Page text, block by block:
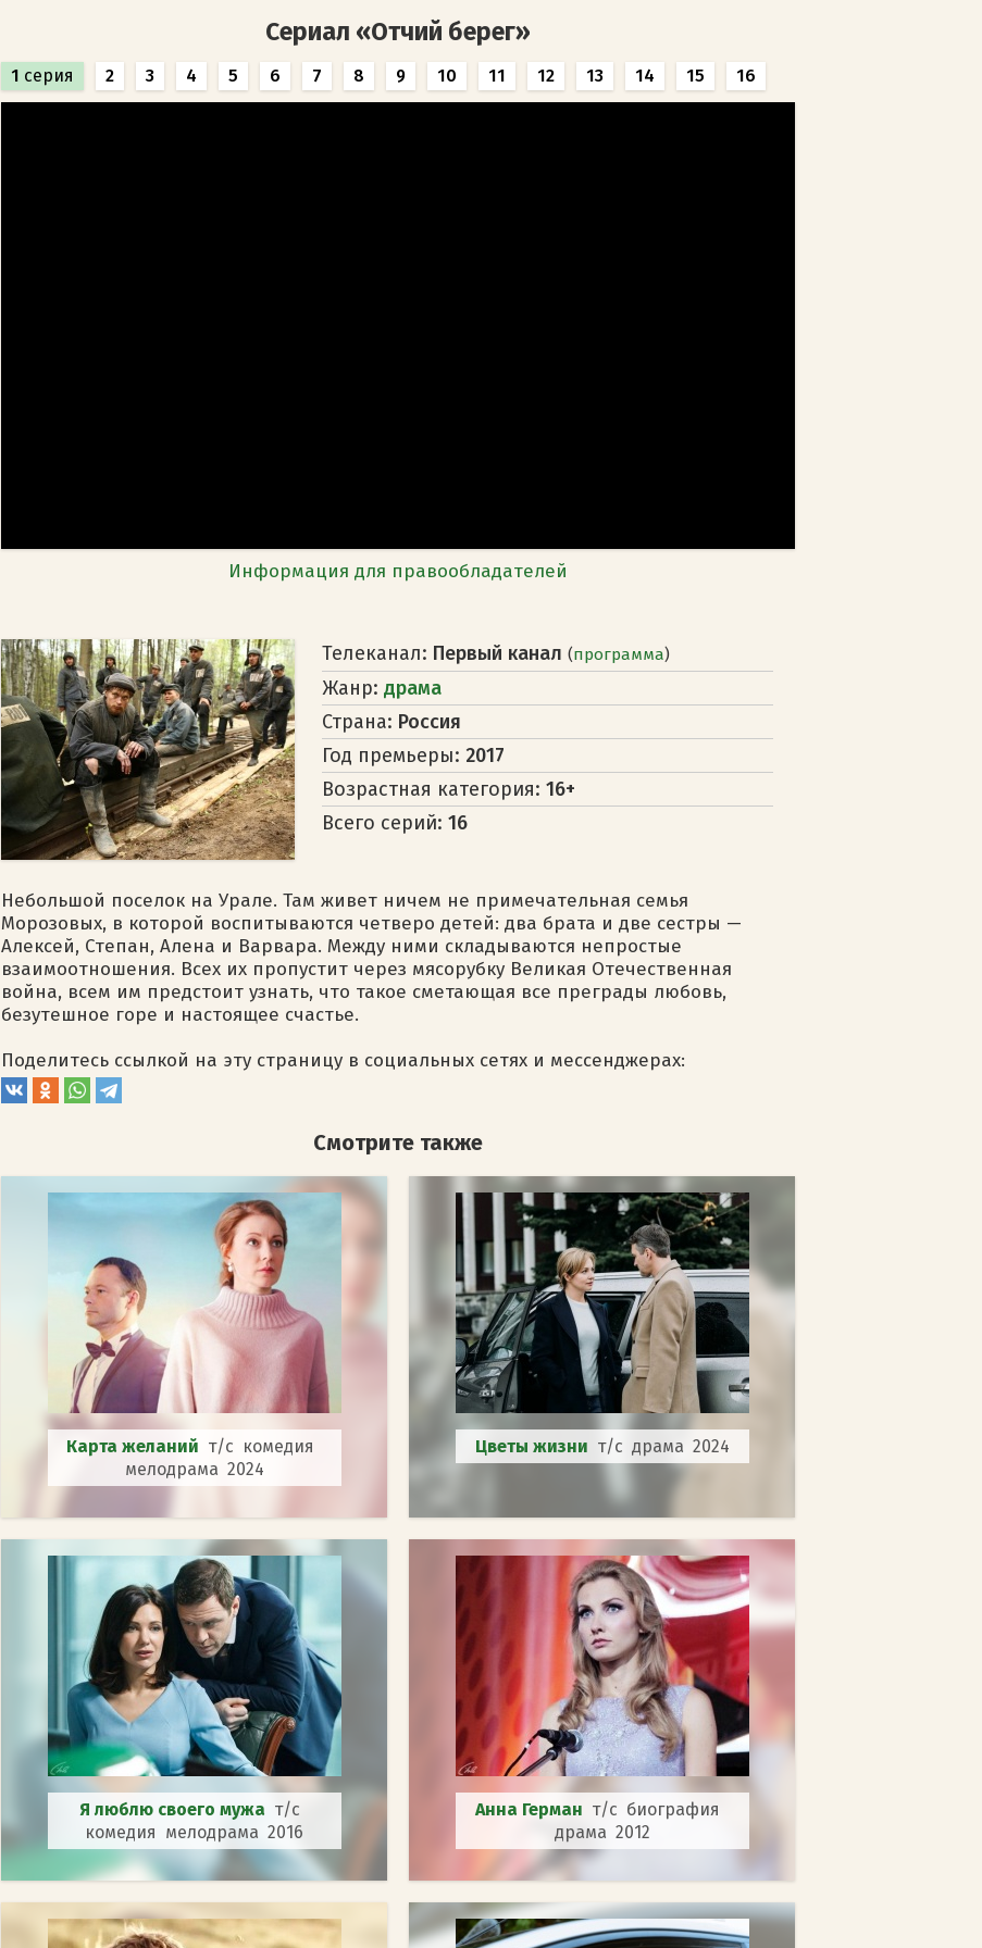
Сериал «Отчий берег»
1 серия 2 3 4 5 6 7 8 9 10 11 12 13 14 15 16
Информация для правообладателей
Телеканал: Первый канал (программа)
Жанр: драма
Страна: Россия
Год премьеры: 2017
Возрастная категория: 16+
Всего серий: 16
Небольшой поселок на Урале. Там живет ничем не примечательная семья
Морозовых, в которой воспитываются четверо детей: два брата и две сестры —
Алексей, Степан, Алена и Варвара. Между ними складываются непростые
взаимоотношения. Всех их пропустит через мясорубку Великая Отечественная
война, всем им предстоит узнать, что такое сметающая все преграды любовь,
безутешное горе и настоящее счастье.
Поделитесь ссылкой на эту страницу в социальных сетях и мессенджерах:
Смотрите также
Карта желаний т/с комедия
мелодрама 2024
Цвeты жизни т/с драма 2024
Я люблю своего мужа т/с
комедия мелодрама 2016
Анна Герман т/с биография
драма 2012